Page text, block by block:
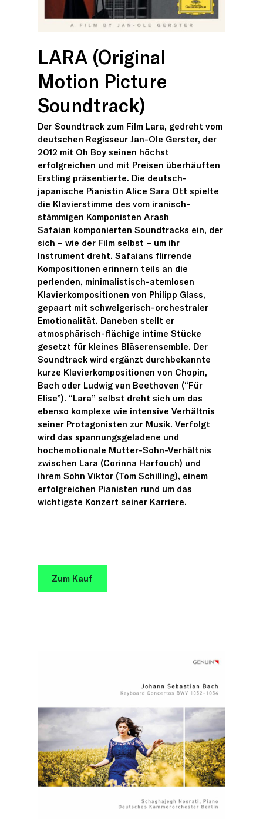
LARA (Original
Motion Picture
Soundtrack)
Der Soundtrack zum Film Lara, gedreht vom
deutschen Regisseur Jan-Ole Gerster, der
2012 mit Oh Boy seinen höchst
erfolgreichen und mit Preisen überhäuften
Erstling präsentierte. Die deutsch-
japanische Pianistin Alice Sara Ott spielte
die Klavierstimme des vom iranisch-
stämmigen Komponisten Arash
Safaian komponierten Soundtracks ein, der
sich – wie der Film selbst – um ihr
Instrument dreht. Safaians flirrende
Kompositionen erinnern teils an die
perlenden, minimalistisch-atemlosen
Klavierkompositionen von Philipp Glass,
gepaart mit schwelgerisch-orchestraler
Emotionalität. Daneben stellt er
atmosphärisch-flächige intime Stücke
gesetzt für kleines Bläserensemble. Der
Soundtrack wird ergänzt durchbekannte
kurze Klavierkompositionen von Chopin,
Bach oder Ludwig van Beethoven (“Für
Elise”). “Lara” selbst dreht sich um das
ebenso komplexe wie intensive Verhältnis
seiner Protagonisten zur Musik. Verfolgt
wird das spannungsgeladene und
hochemotionale Mutter-Sohn-Verhältnis
zwischen Lara (Corinna Harfouch) und
ihrem Sohn Viktor (Tom Schilling), einem
erfolgreichen Pianisten rund um das
wichtigste Konzert seiner Karriere.
Zum Kauf